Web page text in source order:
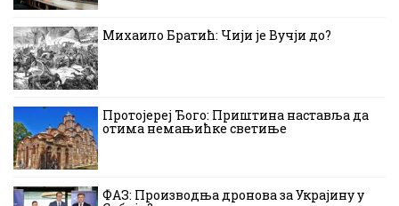
Михаило Братић: Чији је Вучји до?
Протојереј Ђого: Приштина наставља да
отима немањићке светиње
ФАЗ: Производња дронова за Украјину у